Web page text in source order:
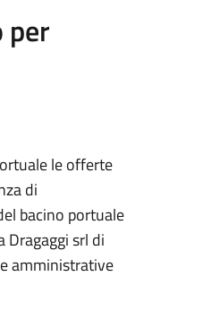
per
le offerte
di
bacino portuale
Dragaggi srl di
amministrative